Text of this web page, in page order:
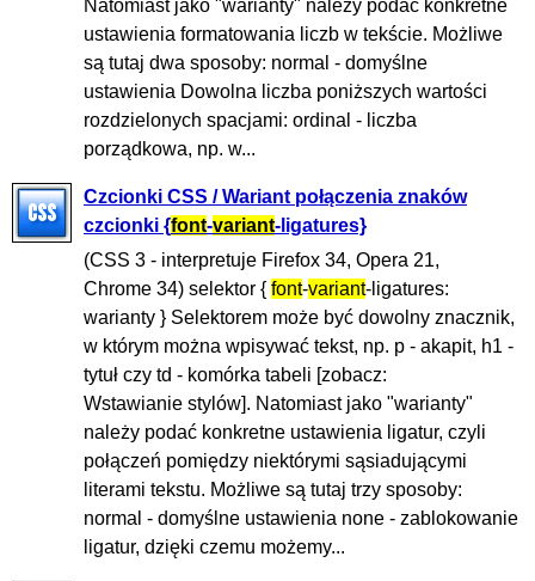
Natomiast jako "warianty" należy podać konkretne
ustawienia formatowania liczb w tekście. Możliwe
są tutaj dwa sposoby: normal - domyślne
ustawienia Dowolna liczba poniższych wartości
rozdzielonych spacjami: ordinal - liczba
porządkowa, np. w...
Czcionki CSS / Wariant połączenia znaków
czcionki {font-variant-ligatures}
(CSS 3 - interpretuje Firefox 34, Opera 21,
Chrome 34) selektor { font-variant-ligatures:
warianty } Selektorem może być dowolny znacznik,
w którym można wpisywać tekst, np. p - akapit, h1 -
tytuł czy td - komórka tabeli [zobacz:
Wstawianie stylów]. Natomiast jako "warianty"
należy podać konkretne ustawienia ligatur, czyli
połączeń pomiędzy niektórymi sąsiadującymi
literami tekstu. Możliwe są tutaj trzy sposoby:
normal - domyślne ustawienia none - zablokowanie
ligatur, dzięki czemu możemy...